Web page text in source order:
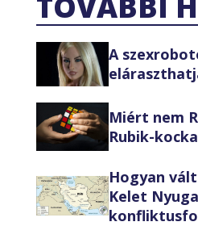
A
Miért nem
Rubik-
Hogyan
Kelet